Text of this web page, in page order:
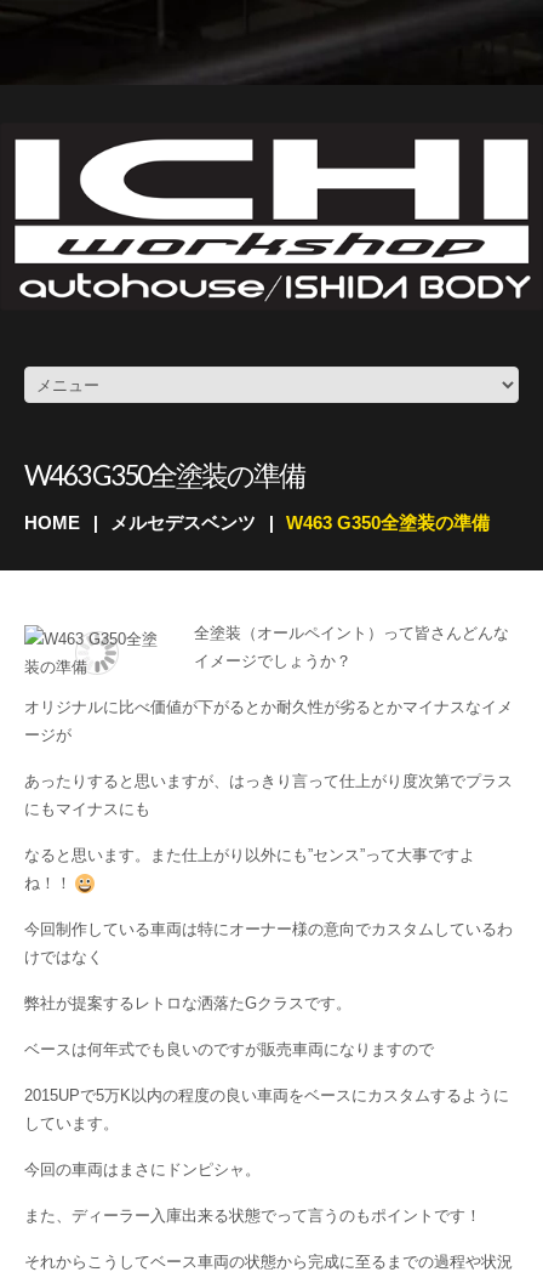
W463 G350全塗装の準備
HOME メルセデスベンツ W463 G350全塗装の準備
全塗装（オールペイント）って皆さんどんな
イメージでしょうか？
オリジナルに比べ価値が下がるとか耐久性が劣るとかマイナスなイメ
ージが
あったりすると思いますが、はっきり言って仕上がり度次第でプラス
にもマイナスにも
なると思います。また仕上がり以外にも”センス”って大事ですよ
ね！！
今回制作している車両は特にオーナー様の意向でカスタムしているわ
けではなく
弊社が提案するレトロな洒落たGクラスです。
ベースは何年式でも良いのですが販売車両になりますので
2015UPで5万K以内の程度の良い車両をベースにカスタムするように
しています。
今回の車両はまさにドンピシャ。
また、ディーラー入庫出来る状態でって言うのもポイントです！
それからこうしてベース車両の状態から完成に至るまでの過程や状況